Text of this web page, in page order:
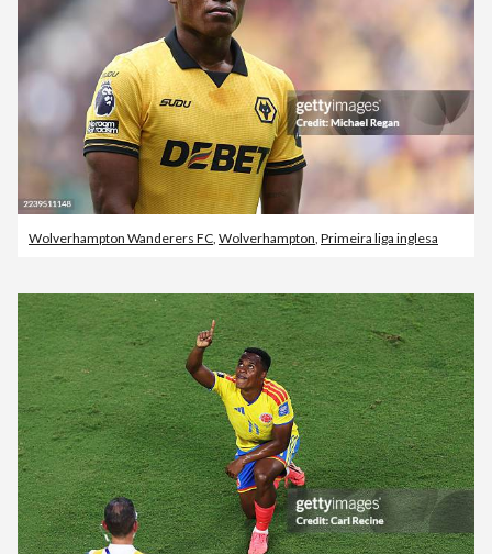
Wolverhampton Wanderers FC, Wolverhampton, Primeira liga inglesa